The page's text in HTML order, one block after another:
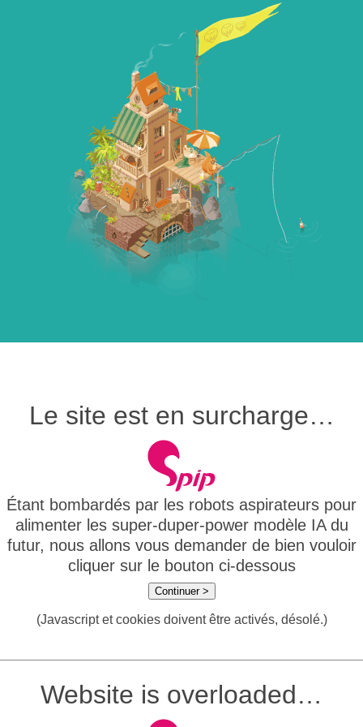
Le site est en surcharge…
Étant bombardés par les robots aspirateurs pour
alimenter les super-duper-power modèle IA du
futur, nous allons vous demander de bien vouloir
cliquer sur le bouton ci-dessous
Continuer >
(Javascript et cookies doivent être activés, désolé.)
Website is overloaded…